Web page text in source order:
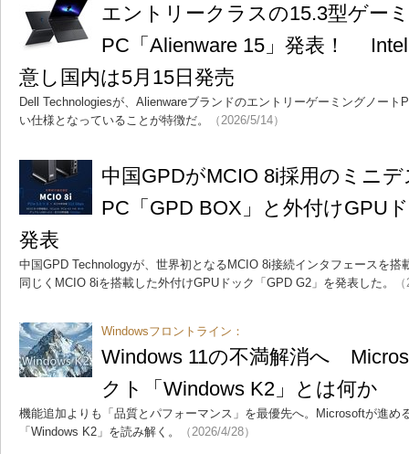
エントリークラスの15.3型ゲー
PC「Alienware 15」発表！
意し国内は5月15日発売
Dell Technologiesが、Alienwareブランドのエントリーゲーミングノート
い仕様となっていることが特徴だ。
（2026/5/14）
中国GPDがMCIO 8i採用のミニ
PC「GPD BOX」と外付けGPU
発表
中国GPD Technologyが、世界初となるMCIO 8i接続インタフェースを搭
同じくMCIO 8iを搭載した外付けGPUドック「GPD G2」を発表した。
Windowsフロントライン：
Windows 11の不満解消へ
クト「Windows K2」とは何か
機能追加よりも「品質とパフォーマンス」を最優先へ。Microsoftが進め
「Windows K2」を読み解く。
（2026/4/28）